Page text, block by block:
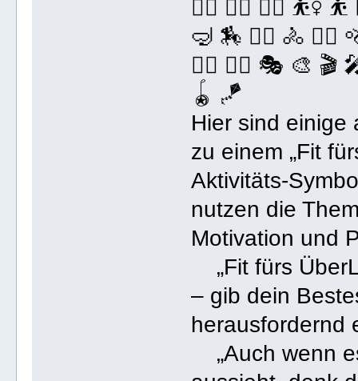
🤼‍♂️ 🤸‍♀️ 🤸‍♂️ ⛹️‍♀️ ⛹️
🤿 🏇 🚴‍♀️ 🚴
🤹‍♀️ 🤹‍♂️ 🎭 🎨
🪀 🪁
Hier sind einige
zu einem „Fit
Aktivitäts-
nutzen die
Motivation und
„Fit fürs
– gib dein
herausfordernd
„Auch wenn